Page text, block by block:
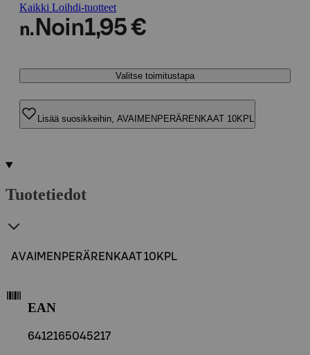
Kaikki Loihdi-tuotteet
n. Noin1,95 €
Valitse toimitustapa
Lisää suosikkeihin, AVAIMENPERÄRENKAAT 10KPL
Tuotetiedot
AVAIMENPERÄRENKAAT 10KPL
EAN
6412165045217